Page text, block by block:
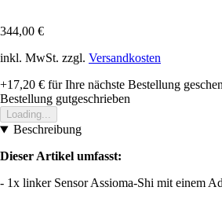
344,00 €
inkl. MwSt. zzgl. Versandkosten
+17,20 € für Ihre nächste Bestellung
Bestellung gutgeschrieben
Loading...
Beschreibung
Dieser Artikel umfasst:
- 1x linker Sensor Assioma-Shi mit einem